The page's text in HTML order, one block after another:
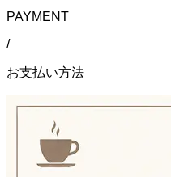
PAYMENT
/
お支払い方法